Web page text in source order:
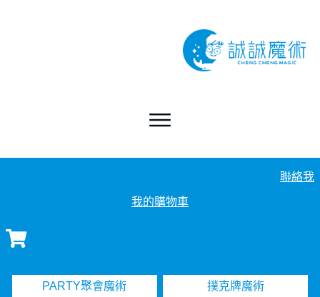
聯絡我
我的購物車
PARTY聚會魔術 撲克牌魔術